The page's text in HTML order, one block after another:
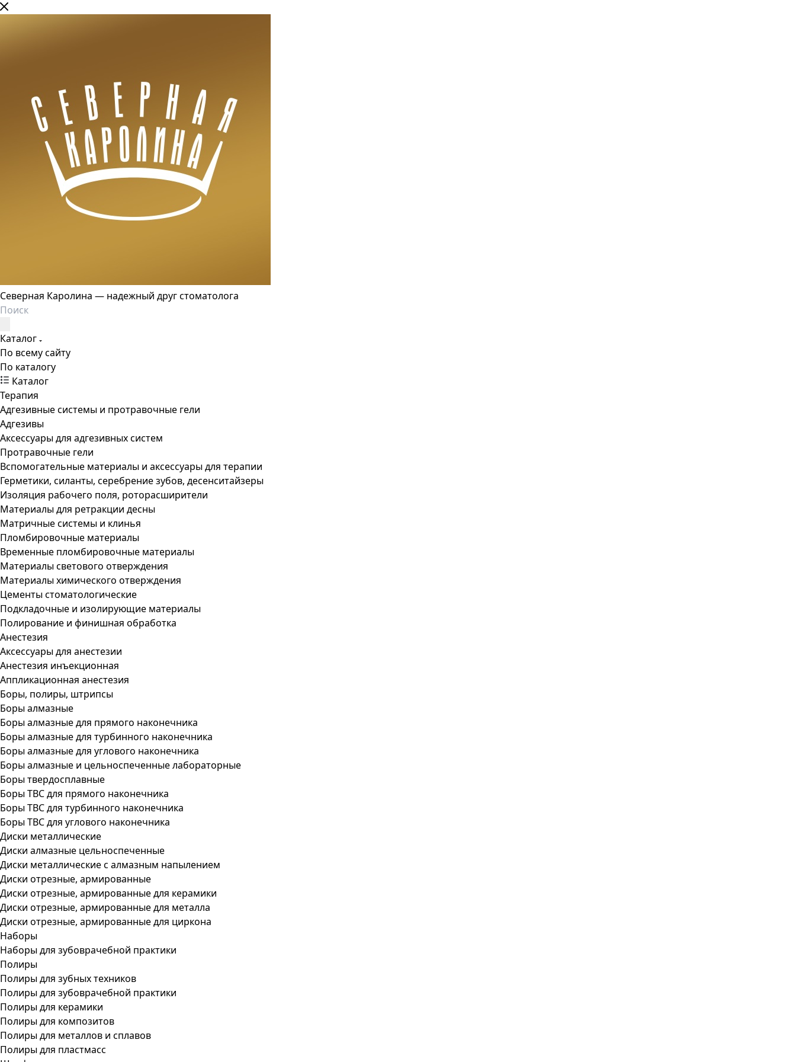
Северная Каролина — надежный друг стоматолога
Каталог
По всему сайту
По каталогу
Каталог
Терапия
Адгезивные системы и протравочные гели
Адгезивы
Аксессуары для адгезивных систем
Протравочные гели
Вспомогательные материалы и аксессуары для терапии
Герметики, силанты, серебрение зубов, десенситайзеры
Изоляция рабочего поля, роторасширители
Материалы для ретракции десны
Матричные системы и клинья
Пломбировочные материалы
Временные пломбировочные материалы
Материалы светового отверждения
Материалы химического отверждения
Цементы стоматологические
Подкладочные и изолирующие материалы
Полирование и финишная обработка
Анестезия
Аксессуары для анестезии
Анестезия инъекционная
Аппликационная анестезия
Боры, полиры, штрипсы
Боры алмазные
Боры алмазные для прямого наконечника
Боры алмазные для турбинного наконечника
Боры алмазные для углового наконечника
Боры алмазные и цельноспеченные лабораторные
Боры твердосплавные
Боры ТВС для прямого наконечника
Боры ТВС для турбинного наконечника
Боры ТВС для углового наконечника
Диски металлические
Диски алмазные цельноспеченные
Диски металлические с алмазным напылением
Диски отрезные, армированные
Диски отрезные, армированные для керамики
Диски отрезные, армированные для металла
Диски отрезные, армированные для циркона
Наборы
Наборы для зубоврачебной практики
Полиры
Полиры для зубных техников
Полиры для зубоврачебной практики
Полиры для керамики
Полиры для композитов
Полиры для металлов и сплавов
Полиры для пластмасс